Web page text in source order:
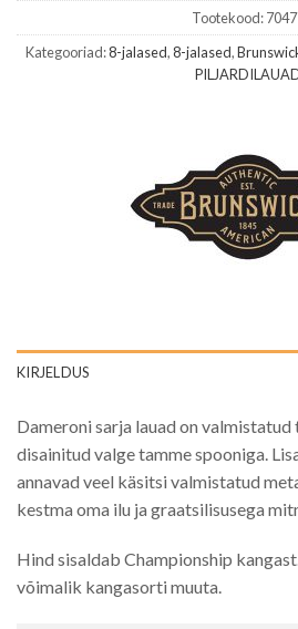
Tootekood:
Kategooriad:8-jalased,8-jalased,
KIRJELDUS
Dameroni sarja lauad on valmistatud
disainitud valge tamme spooniga.
annavad veel käsitsi valmistatud
kestma oma ilu ja graatsilisusega
Hind sisaldab Championship
võimalik kangasorti muuta.